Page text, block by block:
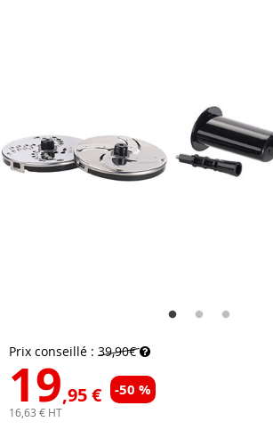
Prix conseillé : 39,90€
19,95 € -50 %
16,63 € HT